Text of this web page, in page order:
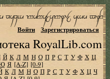
RoyalLib.com
Войти Зарегистрироваться
Й К Л М Н О П Р С Т У Ф Х Ц
Я [A-Z] [0-9]
К Л М Н О П Р С Т У Ф Х Ц Ч